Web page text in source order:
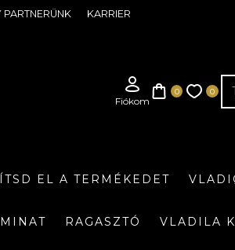
PARTNERÜNK KARRIER
EL A TERMÉKEDET
RAGASZTÓ VLADILA